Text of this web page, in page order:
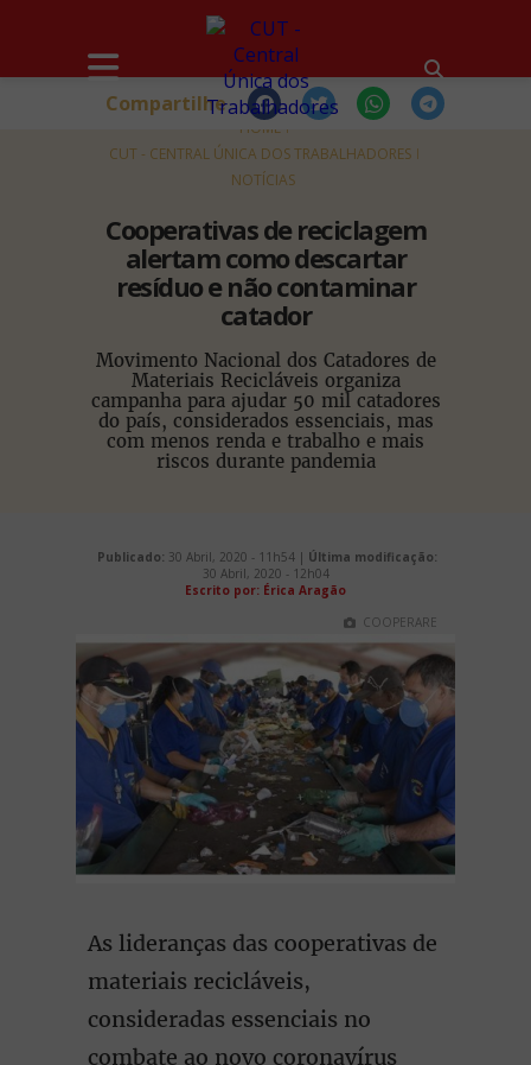
HOME
CUT - CENTRAL ÚNICA DOS TRABALHADORES
NOTÍCIAS
Cooperativas de reciclagem
alertam como descartar
resíduo e não contaminar
catador
Movimento Nacional dos Catadores de
Materiais Recicláveis organiza
campanha para ajudar 50 mil catadores
do país, considerados essenciais, mas
com menos renda e trabalho e mais
riscos durante pandemia
Compartilhe
Publicado: 30 Abril, 2020 - 11h54 | Última modificação:
30 Abril, 2020 - 12h04
Escrito por: Érica Aragão
COOPERARE
As lideranças das cooperativas de
materiais recicláveis,
consideradas essenciais no
combate ao novo coronavírus